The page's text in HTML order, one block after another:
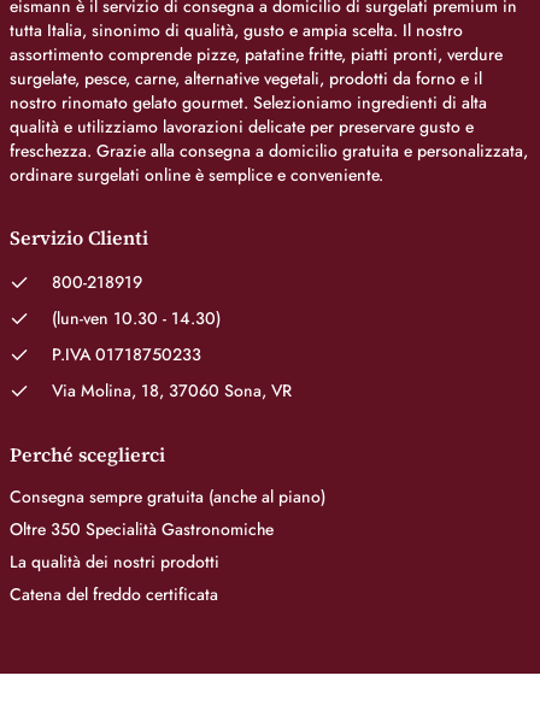
eismann è il servizio di consegna a domicilio di surgelati premium in
tutta Italia, sinonimo di qualità, gusto e ampia scelta. Il nostro
assortimento comprende pizze, patatine fritte, piatti pronti, verdure
surgelate, pesce, carne, alternative vegetali, prodotti da forno e il
nostro rinomato gelato gourmet. Selezioniamo ingredienti di alta
qualità e utilizziamo lavorazioni delicate per preservare gusto e
freschezza. Grazie alla consegna a domicilio gratuita e personalizzata,
ordinare surgelati online è semplice e conveniente.
Servizio Clienti
800-218919
(lun-ven 10.30 - 14.30)
P.IVA 01718750233
Via Molina, 18, 37060 Sona, VR
Perché sceglierci
Consegna sempre gratuita (anche al piano)
Oltre 350 Specialità Gastronomiche
La qualità dei nostri prodotti
Catena del freddo certificata